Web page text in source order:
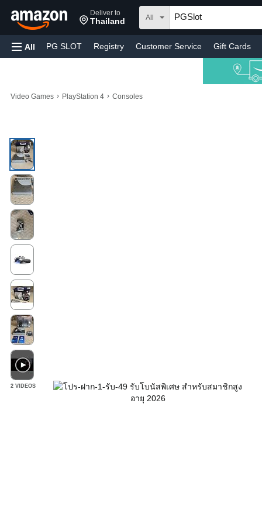
Deliver to
Thailand All
All PG SLOT Registry Customer Service Gift Cards
Video Games › PlayStation 4 › Consoles
2 VIDEOS